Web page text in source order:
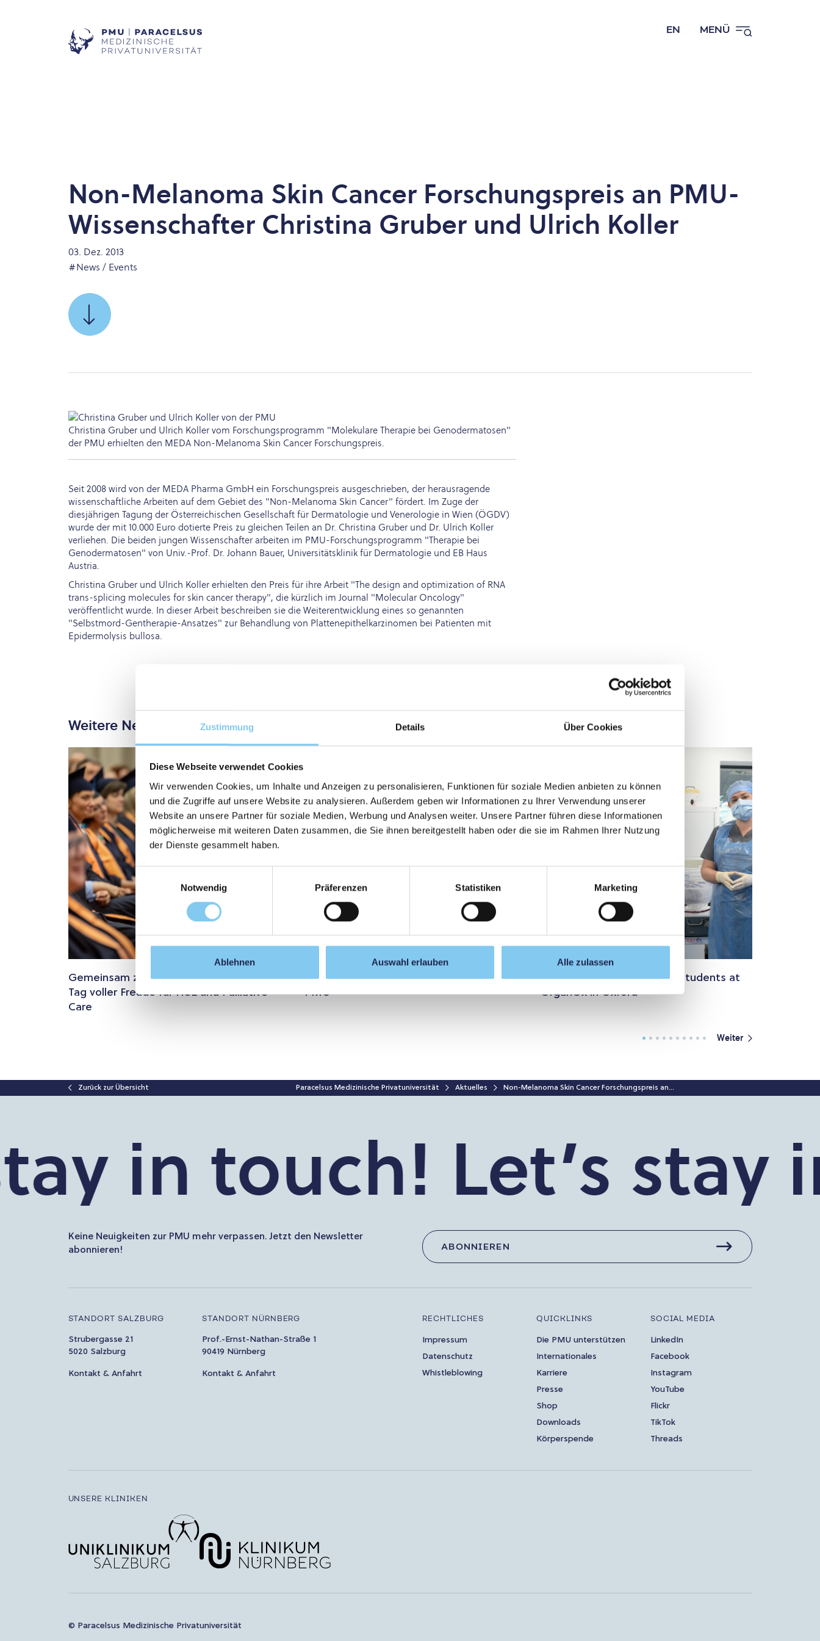
Zustimmung Details Über Cookies
Diese Webseite verwendet Cookies
Wir verwenden Cookies, um Inhalte und Anzeigen zu personalisieren, Funktionen für soziale Medien anbieten zu können
und die Zugriffe auf unsere Website zu analysieren. Außerdem geben wir Informationen zu Ihrer Verwendung unserer
Website an unsere Partner für soziale Medien, Werbung und Analysen weiter. Unsere Partner führen diese Informationen
möglicherweise mit weiteren Daten zusammen, die Sie ihnen bereitgestellt haben oder die sie im Rahmen Ihrer Nutzung
der Dienste gesammelt haben.
Einwilligungsauswahl
Notwendig
Präferenzen Statistiken Marketing
Ablehnen Auswahl erlauben Alle zulassen
EN MENÜ
Non-Melanoma Skin Cancer Forschungspreis an PMU-
Wissenschafter Christina Gruber und Ulrich Koller
03. Dez. 2013
#News / Events
SCROLLEN
SIE
Christina Gruber und Ulrich Koller vom Forschungsprogramm "Molekulare Therapie bei Genodermatosen"
der PMU erhielten den MEDA Non-Melanoma Skin Cancer Forschungspreis.
Seit 2008 wird von der MEDA Pharma GmbH ein Forschungspreis ausgeschrieben, der herausragende
wissenschaftliche Arbeiten auf dem Gebiet des "Non-Melanoma Skin Cancer" fördert. Im Zuge der
diesjährigen Tagung der Österreichischen Gesellschaft für Dermatologie und Venerologie in Wien (ÖGDV)
wurde der mit 10.000 Euro dotierte Preis zu gleichen Teilen an Dr. Christina Gruber und Dr. Ulrich Koller
verliehen. Die beiden jungen Wissenschafter arbeiten im PMU-Forschungsprogramm "Therapie bei
Genodermatosen" von Univ.-Prof. Dr. Johann Bauer, Universitätsklinik für Dermatologie und EB Haus
Austria.
Christina Gruber und Ulrich Koller erhielten den Preis für ihre Arbeit "The design and optimization of RNA
trans-splicing molecules for skin cancer therapy", die kürzlich im Journal "Molecular Oncology"
veröffentlicht wurde. In dieser Arbeit beschreiben sie die Weiterentwicklung eines so genannten
"Selbstmord-Gentherapie-Ansatzes" zur Behandlung von Plattenepithelkarzinomen bei Patienten mit
Epidermolysis bullosa.
Weitere News
Gemeinsam zum Masterabschluss – ein
Tag voller Freude für HSL und Palliative
Care
International Council of Nurses an der
PMU
Exclusive Training for PMU Students at
OrganOx in Oxford
Weiter
Zurück zur Übersicht Paracelsus Medizinische Privatuniversität Aktuelles Non-Melanoma Skin Cancer Forschungspreis an...
in touch!Let’s stay
Keine Neuigkeiten zur PMU mehr verpassen. Jetzt den Newsletter
abonnieren!
ABONNIEREN
STANDORT SALZBURG
Strubergasse 21
5020 Salzburg
Kontakt & Anfahrt
STANDORT NÜRNBERG
Prof.-Ernst-Nathan-Straße 1
90419 Nürnberg
Kontakt & Anfahrt
RECHTLICHES
Impressum
Datenschutz
Whistleblowing
QUICKLINKS
Die PMU unterstützen
Internationales
Karriere
Presse
Shop
Downloads
Körperspende
SOCIAL MEDIA
LinkedIn
Facebook
Instagram
YouTube
Flickr
TikTok
Threads
UNSERE KLINIKEN
© Paracelsus Medizinische Privatuniversität